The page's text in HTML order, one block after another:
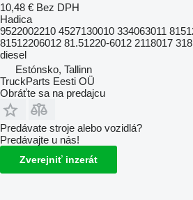
10,48 € Bez DPH
Hadica
9522002210 4527130010 334063011
81512206012 81.51220-6012 2118017
diesel
Estónsko, Tallinn
TruckParts Eesti OÜ
Obráťte sa na predajcu
Predávate stroje alebo vozidlá?
Predávajte u nás!
Zverejniť inzerát